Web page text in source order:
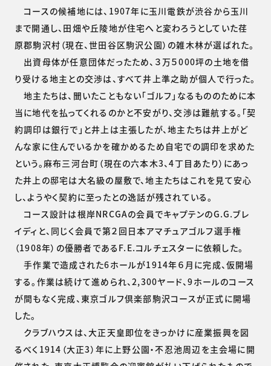
コースの候補地には、1907年に玉川電鉄が渋谷から玉川
まで開通し、田畑や丘陵地が住宅へと変わろうとしていた荏
原郡駒沢村（現在、世田谷区駒沢公園）の雑木林が選ばれた。
出資母体が任意団体だったため、３万５000坪の土地を借
り受ける地主との交渉は、すべて井上準之助が個人で行った。
地主たちは、聞いたこともない「ゴルフ」なるもののために本
当に地代を払ってくれるのかと不安がり、交渉は難航する。「契
約調印は銀行で」と井上は主張したが、地主たちは井上がど
んな家に住んでいるかを確かめるため自宅での調印を求めた
という。麻布三河台町（現在の六本木3、4丁目あたり）にあっ
た井上の邸宅は大名級の屋敷で、地主たちはこれを見て安心
し、ようやく契約に至ったとの逸話が残されている。
コース設計は根岸NRCGAの会員でキャプテンのG.G.ブレ
イディと、同じく会員で第２回日本アマチュアゴルフ選手権
（1908年）の優勝者であるF.E.コルチェスターに依頼した。
手作業で造成された6ホールが1914年６月に完成、仮開場
する。作業は続けて進められ、2,300ヤード、9ホールのコース
が間もなく完成、東京ゴルフ倶楽部駒沢コースが正式に開場
した。
クラブハウスは、大正天皇即位をきっかけに産業振興を図
るべく1914（大正3）年に上野公園・不忍池周辺を主会場に開